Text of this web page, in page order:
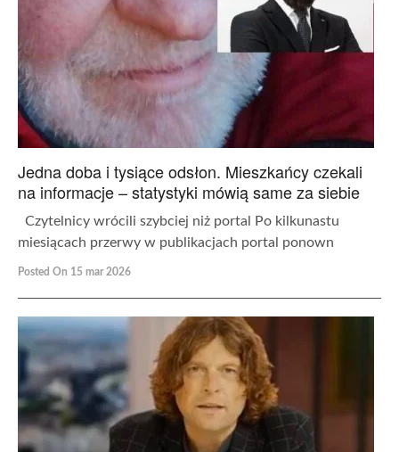
Jedna doba i tysiące odsłon. Mieszkańcy czekali
na informacje – statystyki mówią same za siebie
Czytelnicy wrócili szybciej niż portal Po kilkunastu
miesiącach przerwy w publikacjach portal ponown
Posted On 15 mar 2026